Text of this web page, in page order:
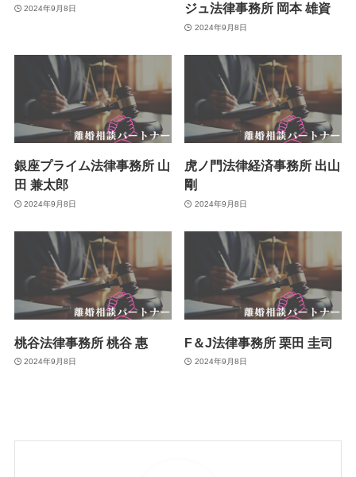
2024年9月8日
ジュ法律事務所 岡本 雄資
2024年9月8日
銀座プライム法律事務所 山
田 兼太郎
2024年9月8日
虎ノ門法律経済事務所 出山
剛
2024年9月8日
桃谷法律事務所 桃谷 惠
2024年9月8日
F＆J法律事務所 栗田 圭司
2024年9月8日